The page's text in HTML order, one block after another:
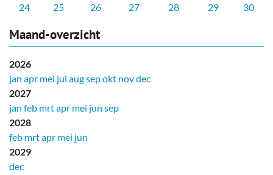
24
25 26 27 28 29 30
Maand-overzicht
2026
jan apr mei jul augsepokt novdec
2027
jan feb mrtapr mei jun sep
2028
feb mrtapr mei jun
2029
dec